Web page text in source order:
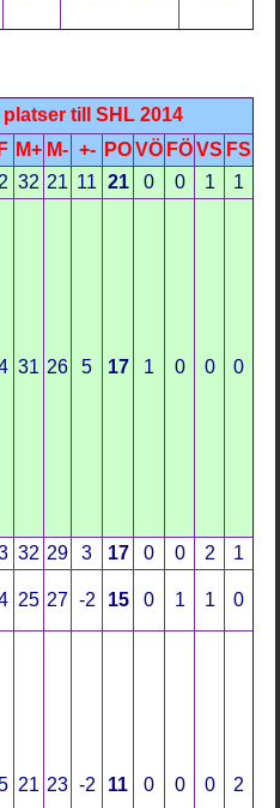
till SHL 2014
F M+ M- +- PO VÖ FÖ VS FS
2 32 21 11 21 0 0 1 1
31 26 5 17 1 0 0 0
32 29 3 17 0 0 2 1
25 27 -2 15 0 1 1 0
21 23 -2 11 0 0 0 2